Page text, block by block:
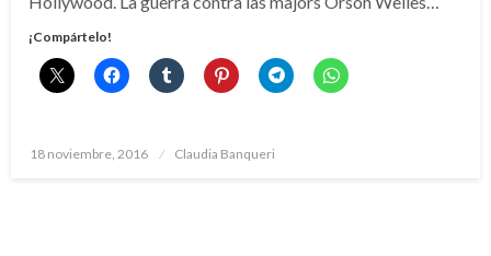
¡Compártelo!
Publicado
18 noviembre, 2016 Claudia Banqueri